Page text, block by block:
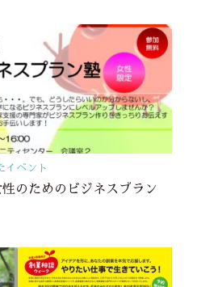
イベント
のためのビジネスプラン